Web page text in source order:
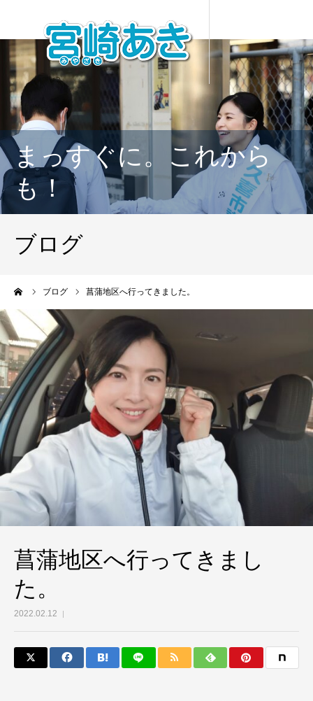
まっすぐに。これから
も！
ブログ
ブログ 菖蒲地区へ行ってきました。
菖蒲地区へ行ってきまし
た。
2022.02.12